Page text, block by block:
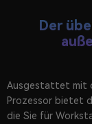
Der
Ausgestattet mit
Prozessor bietet
die Sie für